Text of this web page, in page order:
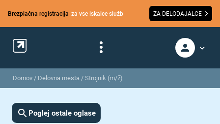
Brezplačna registracija za vse iskalce služb ZA DELODAJALCE
Domov / Delovna mesta / Strojnik (m/ž)
Poglej ostale oglase